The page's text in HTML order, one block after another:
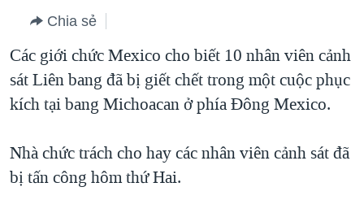
chính
điều
hướng
chính
tới
"Tìm"
BLOG
DIỄN ĐÀN
MỤC
VẠCH TRẦN TIN GIẢ
NGƯỜI VIỆT HẢI NGOẠI
CHUYÊN ĐỀ
CHIẾN TRANH THƯƠNG MẠI CỦA MỸ: QUÁ KHỨ VÀ HIỆN
HỌC TIẾNG ANH
VIDEO
Chia sẻ
Các giới chức Mexico cho biết 10 nhân viên cảnh
sát Liên bang đã bị giết chết trong một cuộc phục
kích tại bang Michoacan ở phía Đông Mexico.
Nhà chức trách cho hay các nhân viên cảnh sát đã
bị tấn công hôm thứ Hai.